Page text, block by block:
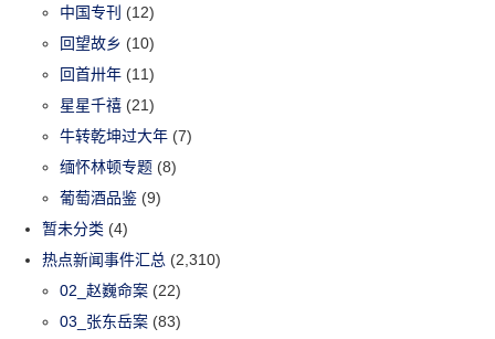
中国专刊 (12)
回望故乡 (10)
回首卅年 (11)
星星千禧 (21)
牛转乾坤过大年 (7)
缅怀林顿专题 (8)
葡萄酒品鉴 (9)
暂未分类 (4)
热点新闻事件汇总 (2,310)
02_赵巍命案 (22)
03_张东岳案 (83)